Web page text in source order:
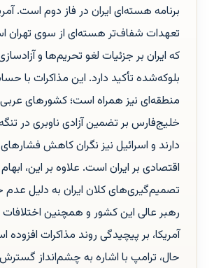
برنامه هسته‌ای ایران در فاز دوم است.
تعهدات شفاف‌تر هسته‌ای از سوی تهران
که ایران بر جزئیات لغو تحریم‌ها و
بلوکه‌شده تأکید دارد. این مذاکرات با
منطقه‌ای نیز همراه است؛ کشورهای
خلیج‌فارس بر تضمین آزادی ناوبری در
دارند و اسرائیل نیز نگران کاهش
اقتصادی بر ایران است. علاوه بر این،
تصمیم‌گیری‌های کلان ایران به دلیل
رهبر عالی این کشور و همچنین
آمریکا، بر پیچیدگی روند مذاکرات
حال، ترامپ با اشاره به چشم‌انداز